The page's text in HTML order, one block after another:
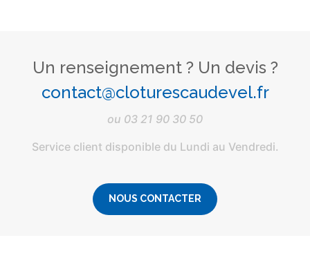
Un renseignement ? Un devis ?
contact@cloturescaudevel.fr
ou 03 21 90 30 50
Service client disponible du Lundi au Vendredi.
NOUS CONTACTER